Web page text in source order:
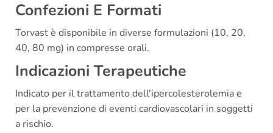
Confezioni E Formati
Torvast è disponibile in diverse formulazioni (10, 20,
40, 80 mg) in compresse orali.
Indicazioni Terapeutiche
Indicato per il trattamento dell'ipercolesterolemia e
per la prevenzione di eventi cardiovascolari in soggetti
a rischio.